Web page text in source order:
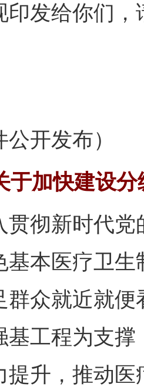
印发给你们
开发布）
于加快建设
新时代党
基本医疗卫
群众就近就
基工程为支
提升，推动